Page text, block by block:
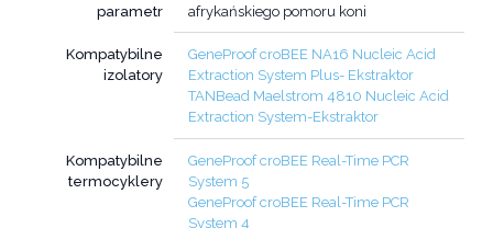
parametr
afrykańskiego pomoru koni
Kompatybilne
izolatory
GeneProof croBEE NA16 Nucleic Acid
Extraction System Plus- Ekstraktor
TANBead Maelstrom 4810 Nucleic Acid
Extraction System-Ekstraktor
Kompatybilne
termocyklery
GeneProof croBEE Real-Time PCR
System 5
GeneProof croBEE Real-Time PCR
System 4